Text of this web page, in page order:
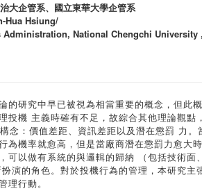
大企管系、國立東華大學企管系
Hua Hsiung/
Administration, National Chengchi
的研究中早已被視為相當重要的概念，但此
投機 主義時確有不足，故綜合其他理論觀
念：價值差距、資訊差距以及潛在懲罰 力
為機率就愈高，但是當廠商潛在懲罰力愈大
可以做有系統的與邏輯的歸納 （包括技術
演的角色。對於投機行為的管理，本研究
理行動。